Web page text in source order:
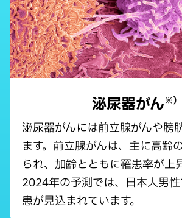
泌尿器がん※）
泌尿器がんには前立腺がんや膀
ます。前立腺がんは、主に高齢
られ、加齢とともに罹患率が上
2024年の予測では、日本人男
患が見込まれています。